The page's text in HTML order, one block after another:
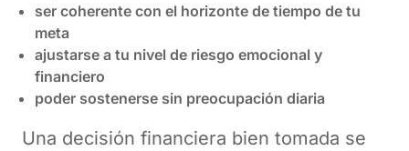
ser coherente con el horizonte de tiempo de tu
meta
ajustarse a tu nivel de riesgo emocional y
financiero
poder sostenerse sin preocupación diaria
Una decisión financiera bien tomada se